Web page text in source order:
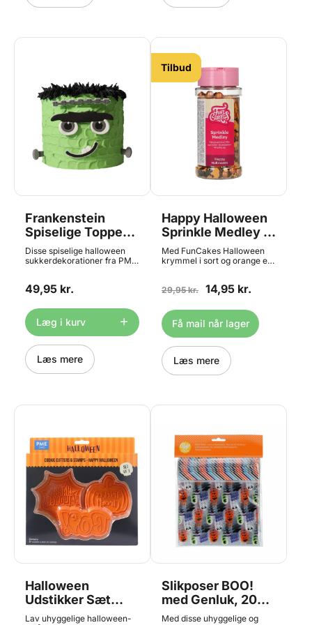
Frankenstein
Spiselige Toppers
- 5 dele, PME
Disse spiselige halloween
sukkerdekorationer fra PME
halloween. Sættet
ar, 2 stk. skruer, 1 sæt øjne
og 1 mund lavet i gumpaste.
Passer godt til en kage på
ca. 15-20 cm. Unik,
håndlavet sukkerdekoration
af høj kvalitet. Perfekt sæt til
kreativ halloweenhygge.
49,95 kr.
Læg i kurv
Læs mere
Tilbud
Happy Halloween
Sprinkle Medley -
65g, FunCakes -
BEDST FØR 07/26
Med FunCakes Halloween
krymmel i sort og orange er
kager, cupcakes, småkager
grænser. Glasset har et
praktisk drysselåg. Indhold:
65g
29,95 kr. 14,95 kr.
Få mail når lager
Læs mere
Halloween
Udstikker Sæt
med Præg - 3 stk.,
Lav uhyggelige halloween-
Slikposer BOO!
med Genluk, 20
stk. - Wilton
Med disse uhyggelige og